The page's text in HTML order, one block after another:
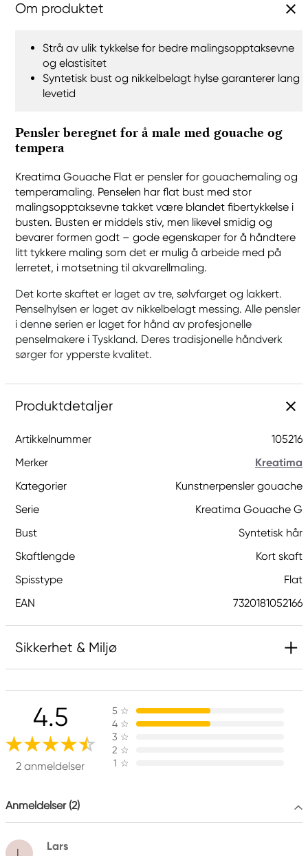
Om produktet
Strå av ulik tykkelse for bedre malingsopptaksevne
og elastisitet
Syntetisk bust og nikkelbelagt hylse garanterer lang
levetid
Pensler beregnet for å male med gouache og
tempera
Kreatima Gouache Flat er pensler for gouachemaling og
temperamaling. Penselen har flat bust med stor
malingsopptaksevne takket være blandet fibertykkelse i
busten. Busten er middels stiv, men likevel smidig og
bevarer formen godt – gode egenskaper for å håndtere
litt tykkere maling som det er mulig å arbeide med på
lerretet, i motsetning til akvarellmaling.
Det korte skaftet er laget av tre, sølvfarget og lakkert.
Penselhylsen er laget av nikkelbelagt messing. Alle pensler
i denne serien er laget for hånd av profesjonelle
penselmakere i Tyskland. Deres tradisjonelle håndverk
sørger for ypperste kvalitet.
Produktdetaljer
Artikkelnummer
105216
Merker
Kreatima
Kategorier
Kunstnerpensler gouache
Serie
Kreatima Gouache G
Bust
Syntetisk hår
Skaftlengde
Kort skaft
Spisstype
Flat
EAN
7320181052166
Sikkerhet & Miljø
Ansvarlig EU
Kreatima
Panduro
205 14 Malmö, Sweden
www.panduro.com
4.5
2 anmeldelser
5 ☆
4 ☆
3 ☆
2 ☆
1 ☆
Anmeldelser (2)
L
Lars